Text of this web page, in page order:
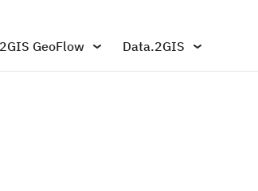
2GIS GeoFlow Data.2GIS